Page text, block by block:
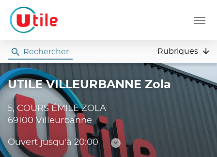
Menu
Rechercher Rubriques
Utile
UTILE VILLEURBANNE Zola
5, COURS ÉMILE ZOLA
69100 Villeurbanne
Ouvert jusqu'à 20:00
Consulter